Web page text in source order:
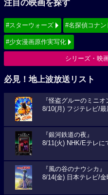
注目の映画を探す
#スターウォーズ #名探偵コナン
#少女漫画原作実写化
シリーズ・映
必見！地上波放送リスト
『怪盗グルーのミニオ
8/10(月) フジテレビ/
『銀河鉄道の夜』
8/11(火) NHK/Eテレに
『風の谷のナウシカ』
8/14(金) 日本テレビ/